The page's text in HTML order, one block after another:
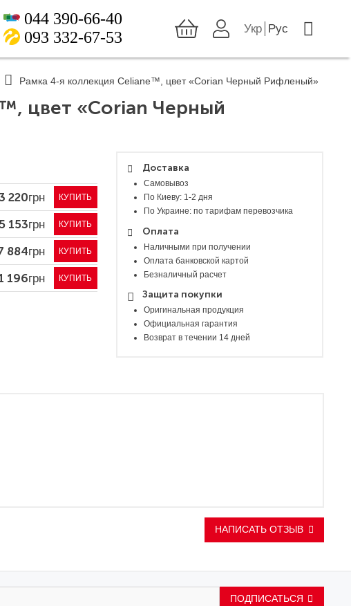
цвет «Corian Черный
Доставка
Самовывоз
По Киеву: 1-2 дня
По Украине: по тарифам перевозчика
Оплата
Наличными при получении
Оплата банковской картой
Безналичный расчет
Защита покупки
Оригинальная продукция
Официальная гарантия
Возврат в течении 14 дней
220грн КУПИТЬ
5 153грн КУПИТЬ
884грн КУПИТЬ
196грн КУПИТЬ
НАПИСАТЬ ОТЗЫВ
044 390-66-40
093 332-67-53
Укр Рус
Рамка 4-я коллекция Celiane™, цвет «Corian Черный Рифленый»
ПОДПИСАТЬСЯ